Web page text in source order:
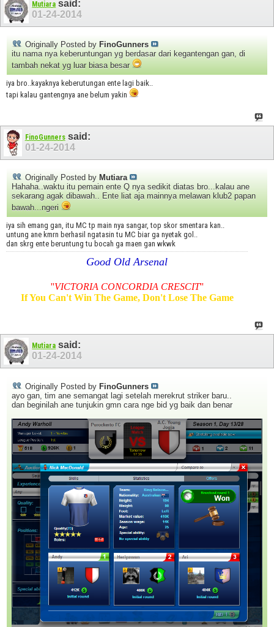
Mutiara said:
01-24-2014
Originally Posted by FinoGunners
itu nama nya keberuntungan yg berdasar dari kegantengan gan, di
tambah nekat yg luar biasa besar
iya bro..kayaknya keberutungan ente lagi baik..
tapi kalau gantengnya ane belum yakin
FinoGunnerssaid:
01-24-2014
Originally Posted by Mutiara
Hahaha..waktu itu pemain ente Q nya sedikit diatas bro...kalau ane
sekarang agak dibawah.. Ente liat aja mainnya melawan klub2 papan
bawah...ngeri
iya sih emang gan, itu MC tp main nya sangar, top skor smentara kan..
untung ane kmrn berhasil ngatasin tu MC biar ga nyetak gol..
dan skrg ente beruntung tu bocah ga maen gan wkwk
Good Old Arsenal
''VICTORIA CONCORDIA CRESCIT''
If You Can't Win The Game, Don't Lose The Game
Mutiara said:
01-24-2014
Originally Posted by FinoGunners
ayo gan, tim ane semangat lagi setelah merekrut striker baru..
dan beginilah ane tunjukin gmn cara nge bid yg baik dan benar